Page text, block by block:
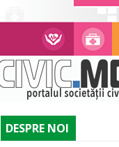
DESPRE NOI